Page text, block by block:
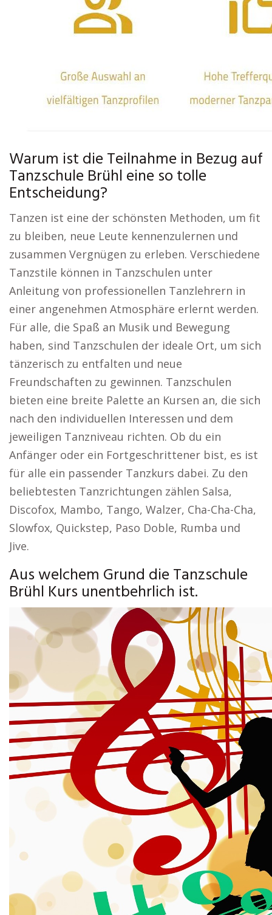
Warum ist die Teilnahme in Bezug auf
Tanzschule Brühl eine so tolle
Entscheidung?
Tanzen ist eine der schönsten Methoden, um fit
zu bleiben, neue Leute kennenzulernen und
zusammen Vergnügen zu erleben. Verschiedene
Tanzstile können in Tanzschulen unter
Anleitung von professionellen Tanzlehrern in
einer angenehmen Atmosphäre erlernt werden.
Für alle, die Spaß an Musik und Bewegung
haben, sind Tanzschulen der ideale Ort, um sich
tänzerisch zu entfalten und neue
Freundschaften zu gewinnen. Tanzschulen
bieten eine breite Palette an Kursen an, die sich
nach den individuellen Interessen und dem
jeweiligen Tanzniveau richten. Ob du ein
Anfänger oder ein Fortgeschrittener bist, es ist
für alle ein passender Tanzkurs dabei. Zu den
beliebtesten Tanzrichtungen zählen Salsa,
Discofox, Mambo, Tango, Walzer, Cha-Cha-Cha,
Slowfox, Quickstep, Paso Doble, Rumba und
Jive.
Aus welchem Grund die Tanzschule
Brühl Kurs unentbehrlich ist.